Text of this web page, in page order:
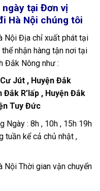
tại Đơn vị
Hà Nội chúng tôi
Nội Địa chỉ xuất phát tại
nhận hàng tận nơi tại
Đắk Nông như :
Jút , Huyện Đắk
R’lấp , Huyện Đắk
Tuy Đức
Ngày : 8h , 10h , 15h 19h
tuần kể cả chủ nhật ,
Nội Thời gian vận chuyển